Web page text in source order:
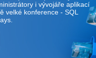
i vývojáře aplikací
velké konference - SQL